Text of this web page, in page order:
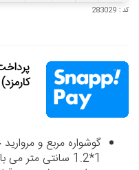
کد : 283029
کارمزد)
گوشواره مربع و
1*1.2 سانتی متر می باشد.